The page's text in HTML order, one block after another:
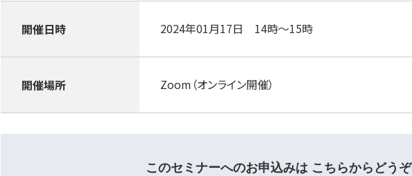
開催日時 2024年01月17日 14時～15時
開催場所 Zoom（オンライン開催）
このセミナーへのお申込みはこちらからどうぞ